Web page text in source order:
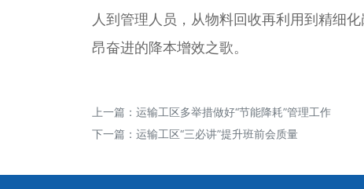
人到管理人员，从物料回收再利用到精细
昂奋进的降本增效之歌。
上一篇： 运输工区多举措做好“节能降耗”管理工作
下一篇： 运输工区“三必讲”提升班前会质量